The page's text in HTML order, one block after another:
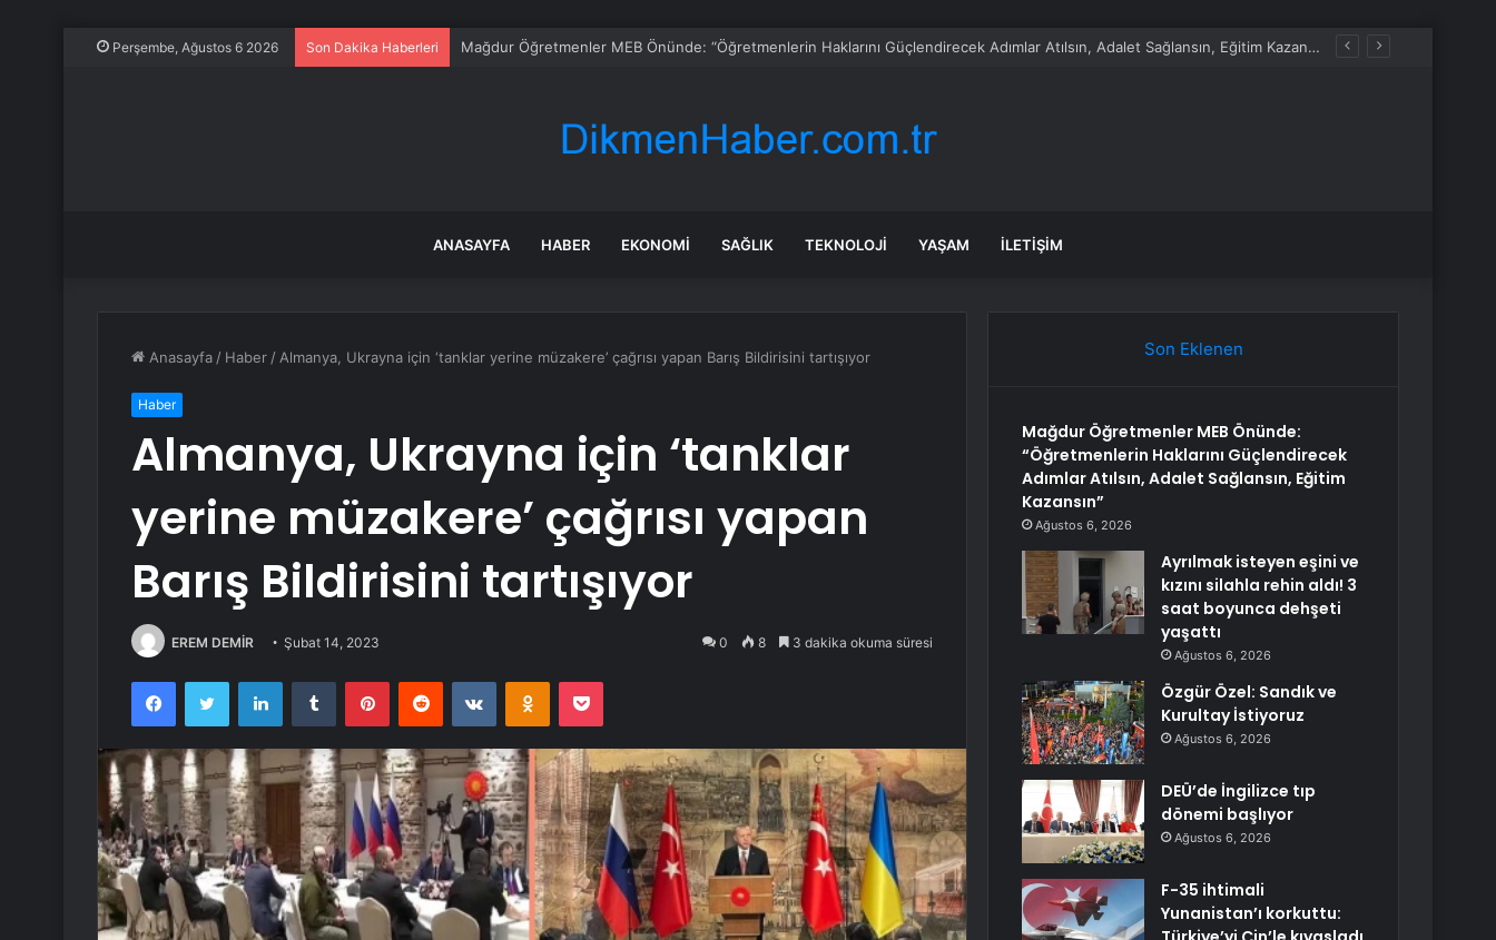
Perşembe, Ağustos 6 2026 Son Dakika Haberleri Mağdur Öğretmenler MEB Önünde: “Öğretmenlerin Haklarını Güçlendirecek Adımlar Atılsın, Adalet Sağlansın, Eğitim Kazansın”
ANASAYFA HABER EKONOMI SAĞLIK TEKNOLOJI YAŞAM İLETIŞIM
Anasayfa / Haber / Almanya, Ukrayna için ‘tanklar yerine müzakere’ çağrısı yapan Barış Bildirisini tartışıyor
Haber
Almanya, Ukrayna için ‘tanklar
yerine müzakere’ çağrısı yapan
Barış Bildirisini tartışıyor
EREM DEMİR Şubat 14, 2023 0 8 3 dakika okuma süresi
FacebookTwitter LinkedInTumblr PinterestReddit VKontakteOdnoklassniki
Pocket
Son Eklenen
Mağdur Öğretmenler MEB Önünde:
“Öğretmenlerin Haklarını Güçlendirecek
Adımlar Atılsın, Adalet Sağlansın, Eğitim
Kazansın”
Ağustos 6, 2026
Ayrılmak isteyen eşini ve
kızını silahla rehin aldı! 3
saat boyunca dehşeti
yaşattı
Ağustos 6, 2026
Özgür Özel: Sandık ve
Kurultay İstiyoruz
Ağustos 6, 2026
DEÜ’de İngilizce tıp
dönemi başlıyor
Ağustos 6, 2026
F-35 ihtimali
Yunanistan’ı korkuttu: